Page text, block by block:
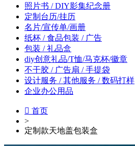
照片书 / DIY影集纪念册
定制台历/挂历
名片/宣传单/画册
纸杯 / 食品包装 / 广告
包装 / 礼品盒
diy创意礼品/T恤/马克杯/徽章
不干胶 / 广告扇 / 手提袋
设计服务 / 其他服务 / 数码打样
企业办公用品
 首页
>
定制款天地盖包装盒